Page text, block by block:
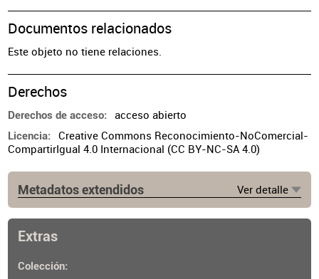
Documentos relacionados
Este objeto no tiene relaciones.
Derechos
Derechos de acceso acceso abierto
Licencia
Creative Commons Reconocimiento-NoComercial-
CompartirIgual 4.0 Internacional (CC BY-NC-SA 4.0)
Metadatos extendidos Ver detalle
Buenos Aires
Ubicación del original
ui=2&recno=25461&id=CPAU.2.25461
Extras
Colección